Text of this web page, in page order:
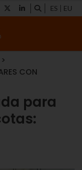
ES EU
CON
para